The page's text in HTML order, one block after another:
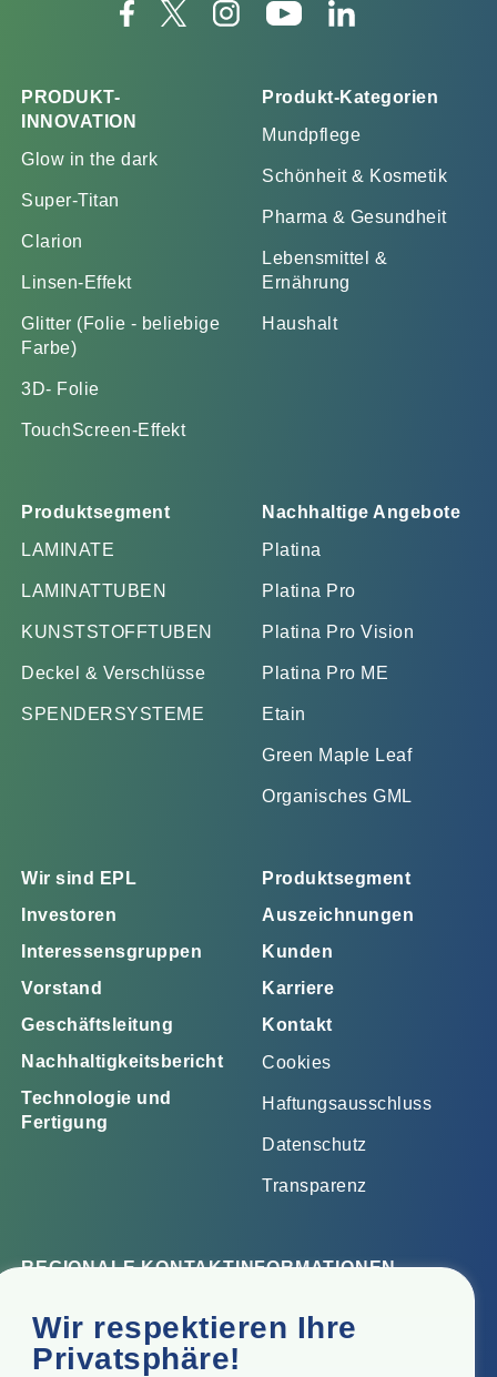
Wir respektieren Ihre
Privatsphäre!
PRODUKT-
INNOVATION
Glow in the dark
Super-Titan
Clarion
Linsen-Effekt
Glitter (Folie - beliebige
Farbe)
3D- Folie
TouchScreen-Effekt
Produkt-Kategorien
Mundpflege
Schönheit & Kosmetik
Pharma & Gesundheit
Lebensmittel &
Ernährung
Haushalt
Produktsegment
LAMINATE
LAMINATTUBEN
KUNSTSTOFFTUBEN
Deckel & Verschlüsse
SPENDERSYSTEME
Nachhaltige Angebote
Platina
Platina Pro
Platina Pro Vision
Platina Pro ME
Etain
Green Maple Leaf
Organisches GML
Wir sind EPL
Investoren
Interessensgruppen
Vorstand
Geschäftsleitung
Nachhaltigkeitsbericht
Technologie und
Fertigung
Produktsegment
Auszeichnungen
Kunden
Karriere
Kontakt
Cookies
Haftungsausschluss
Datenschutz
Transparenz
REGIONALE KONTAKTINFORMATIONEN
Firmensitz
Top Floor, Times Tower, Kamala City, Senapati Bapat
Marg, Lower Parel, Mumbai - 400 013, Maharashtra,